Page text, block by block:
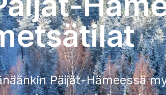
Päijät-Hämeessä